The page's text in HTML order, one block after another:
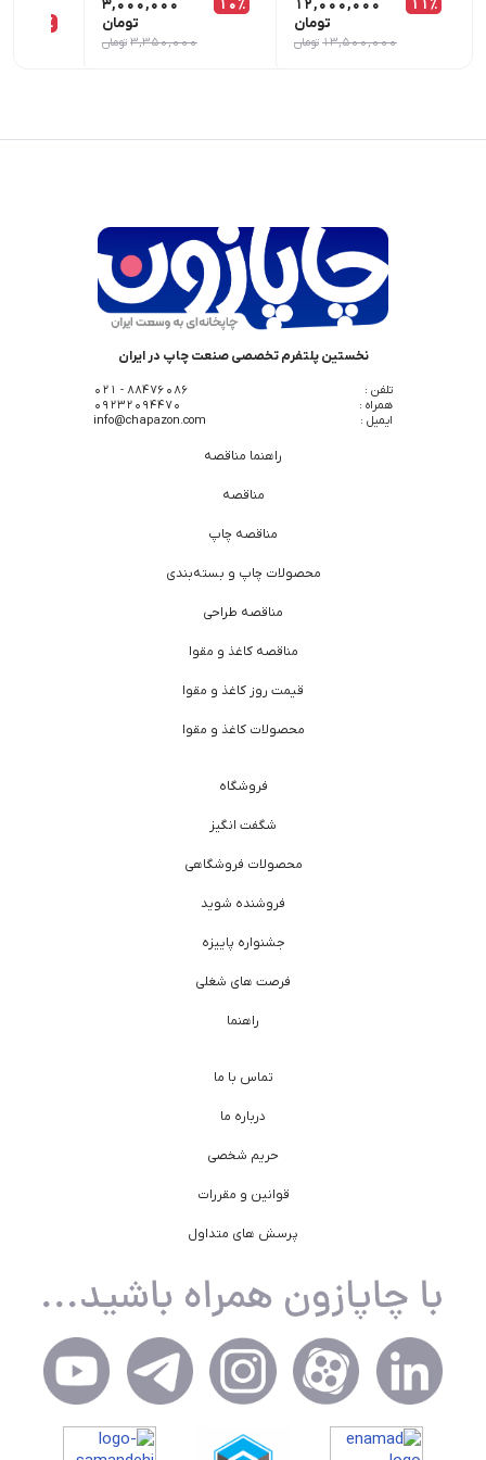
11٪
12,000,000
تومان
13,500,000 تومان
10٪
3,000,000
تومان
3,350,000 تومان
7٪
نخستین پلتفرم تخصصی صنعت چاپ در ایران
تلفن :
88476086 - 021
همراه :
09232094470
ایمیل :
info@chapazon.com
راهنما مناقصه
مناقصه
مناقصه چاپ
محصولات چاپ و بسته‌بندی
مناقصه طراحی
مناقصه کاغذ و مقوا
قیمت روز کاغذ و مقوا
محصولات کاغذ و مقوا
فروشگاه
شگفت انگیز
محصولات فروشگاهی
فروشنده شوید
جشنواره پاییزه
فرصت های شغلی
راهنما
تماس با ما
درباره ما
حریم شخصی
قوانین و مقررات
پرسش های متداول